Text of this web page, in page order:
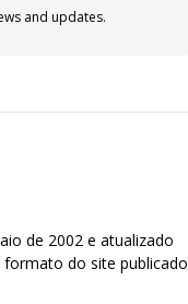
and updates.
de 2002 e atualizado
do site publicado